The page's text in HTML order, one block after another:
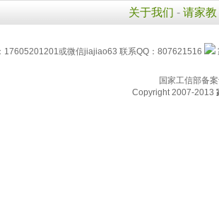
关于我们 - 请家教
17605201201或微信jiajiao63 联系QQ：807621516
国家工信部备
Copyright 2007-2013